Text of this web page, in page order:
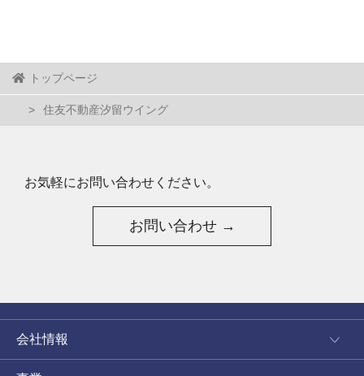
トップページ
住友不動産汐留ウイング
お気軽にお問い合わせください。
お問い合わせ →
会社情報